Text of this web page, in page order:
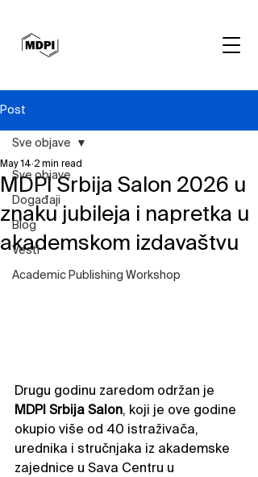
Post
Sve objave
Događaji
Blog
Vesti
Academic Publishing Workshop
Sve objave
MDPI Srbija Salon 2026 u
znaku jubileja i napretka u
akademskom izdavaštvu
May 14 2 min read
Drugu godinu zaredom održan je
MDPI Srbija Salon, koji je ove godine
okupio više od 40 istraživača,
urednika i stručnjaka iz akademske
zajednice u Sava Centru u